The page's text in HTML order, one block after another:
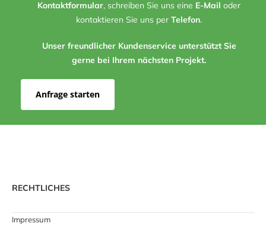
Kontaktformular, schreiben Sie uns eine E-Mail oder
kontaktieren Sie uns per Telefon.
Unser freundlicher Kundenservice unterstützt Sie
gerne bei Ihrem nächsten Projekt.
Anfrage starten
RECHTLICHES
Impressum